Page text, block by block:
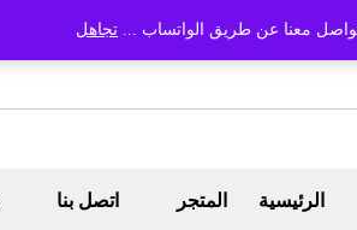
معنا عن طريق الواتساب ... تجاهل
الرئيسية المتجر اتصل بنا